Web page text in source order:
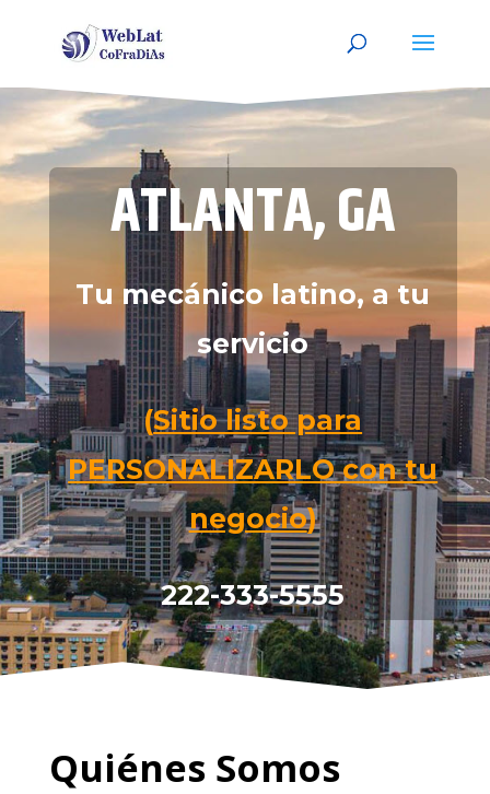
ATLANTA, GA
Tu mecánico latino, a tu
servicio
(Sitio listo para
PERSONALIZARLO con tu
negocio)
222-333-5555
Quiénes Somos